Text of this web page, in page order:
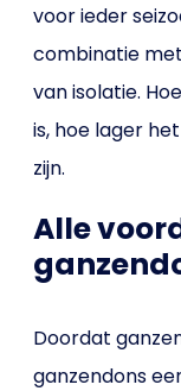
voor ieder
combinatie
van isolatie.
is, hoe lager
zijn.
Alle
Doordat
ganzendons